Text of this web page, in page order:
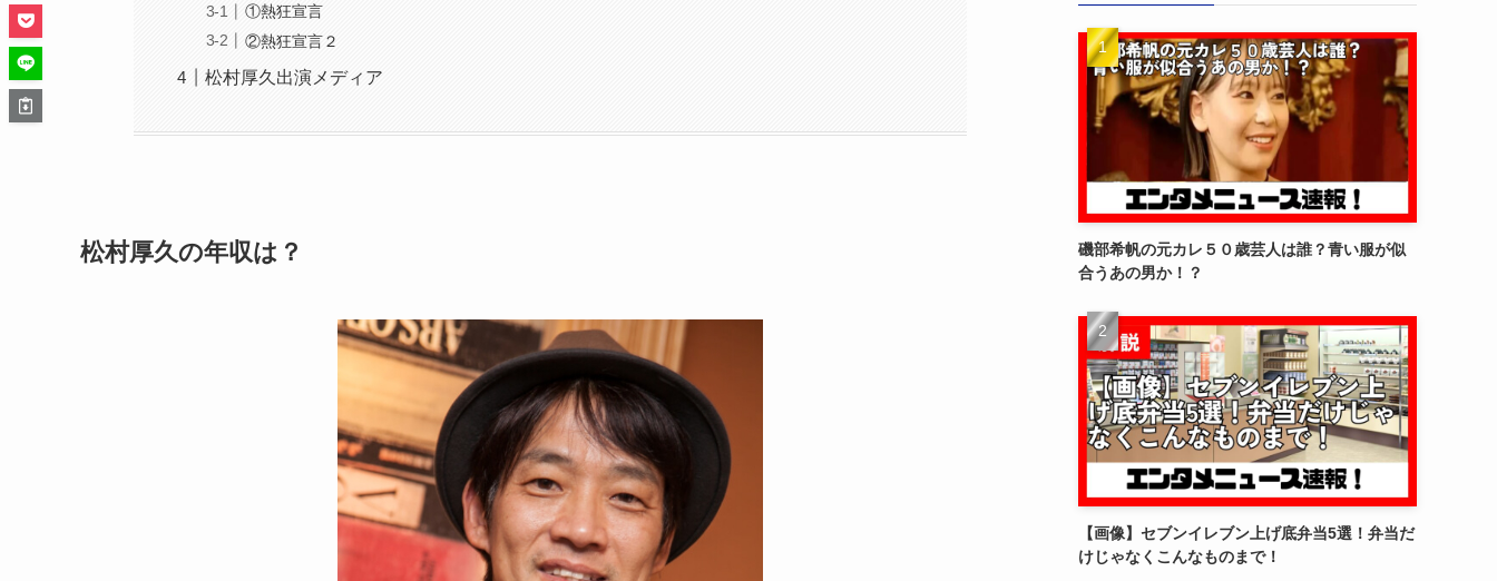
①熱狂宣言
②熱狂宣言２
松村厚久出演メディア
松村厚久の年収は？
磯部希帆の元カレ５０歳芸人は誰？青い服が似
合うあの男か！？
【画像】セブンイレブン上げ底弁当5選！弁当だ
けじゃなくこんなものまで！